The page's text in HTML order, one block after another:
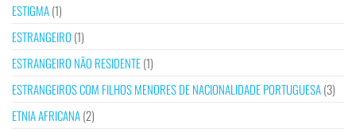
ESTIGMA(1)
ESTRANGEIRO (1)
ESTRANGEIRO NÃO RESIDENTE(1)
ESTRANGEIROS COM FILHOS MENORES DE NACIONALIDADE PORTUGUESA(3)
ETNIA AFRICANA(2)